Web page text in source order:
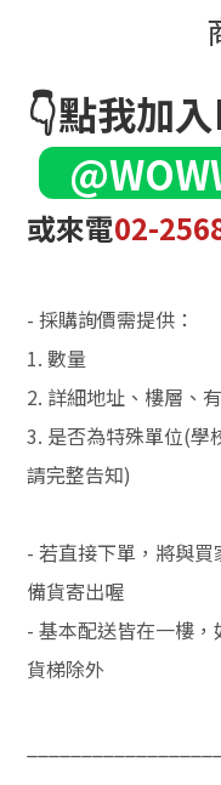
👇點我加
或來電02-
- 採購詢價需提供：
1. 數量
2. 詳細地址、樓層、
3. 是否為特殊單位(學
請完整告知)
- 若直接下單，將與
備貨寄出喔
- 基本配送皆在一樓
貨梯除外